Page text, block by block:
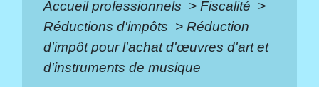
Accueil professionnels > Fiscalité >
Réductions d'impôts > Réduction
d'impôt pour l'achat d'œuvres d'art et
d'instruments de musique